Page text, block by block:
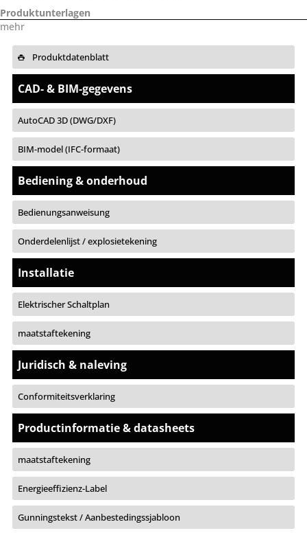
Produktunterlagen
mehr
Produktdatenblatt
CAD- & BIM-gegevens
AutoCAD 3D (DWG/DXF)
BIM-model (IFC-formaat)
Bediening & onderhoud
Bedienungsanweisung
Onderdelenlijst / explosietekening
Installatie
Elektrischer Schaltplan
maatstaftekening
Juridisch & naleving
Conformiteitsverklaring
Productinformatie & datasheets
maatstaftekening
Energieeffizienz-Label
Gunningstekst / Aanbestedingssjabloon